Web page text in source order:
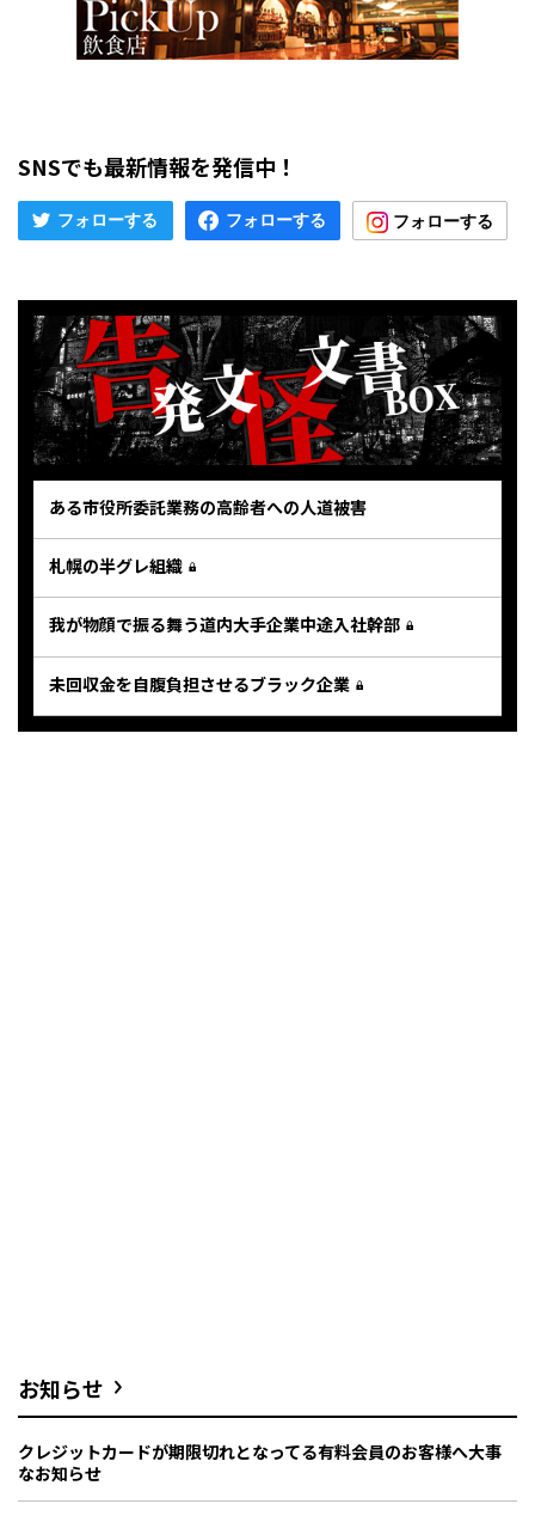
SNSでも最新情報を発信中！
ある市役所委託業務の高齢者への人道被害
札幌の半グレ組織
我が物顔で振る舞う道内大手企業中途入社幹部
未回収金を自腹負担させるブラック企業
お知らせ
クレジットカードが期限切れとなってる有料会員のお客様へ大事
なお知らせ